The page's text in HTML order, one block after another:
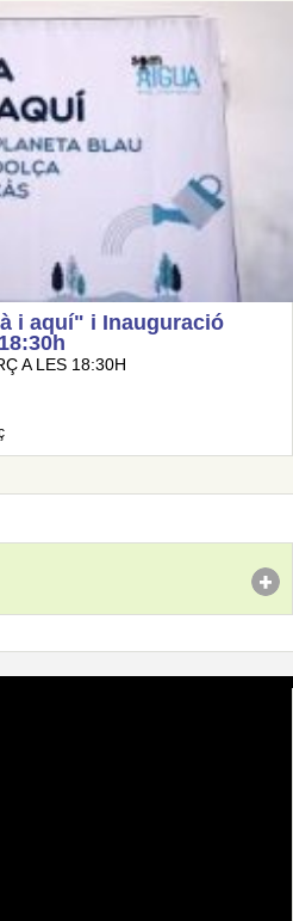
i aquí" i Inauguració
A LES 18:30H